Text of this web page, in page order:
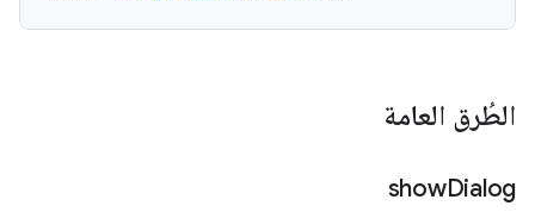
الطُرق العامة
showDialog